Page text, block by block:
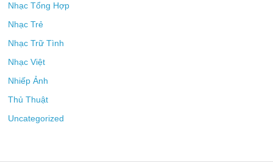
Nhạc Tổng Hợp
Nhạc Trẻ
Nhạc Trữ Tình
Nhạc Việt
Nhiếp Ảnh
Thủ Thuật
Uncategorized